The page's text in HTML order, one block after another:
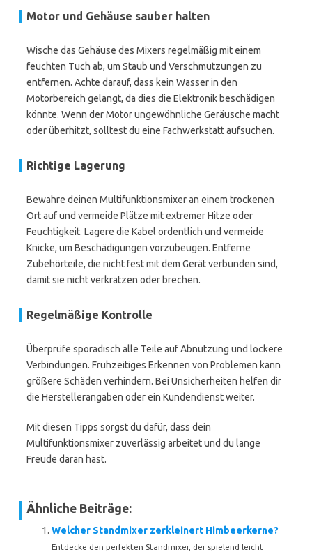
Motor und Gehäuse sauber halten
Wische das Gehäuse des Mixers regelmäßig mit einem
feuchten Tuch ab, um Staub und Verschmutzungen zu
entfernen. Achte darauf, dass kein Wasser in den
Motorbereich gelangt, da dies die Elektronik beschädigen
könnte. Wenn der Motor ungewöhnliche Geräusche macht
oder überhitzt, solltest du eine Fachwerkstatt aufsuchen.
Richtige Lagerung
Bewahre deinen Multifunktionsmixer an einem trockenen
Ort auf und vermeide Plätze mit extremer Hitze oder
Feuchtigkeit. Lagere die Kabel ordentlich und vermeide
Knicke, um Beschädigungen vorzubeugen. Entferne
Zubehörteile, die nicht fest mit dem Gerät verbunden sind,
damit sie nicht verkratzen oder brechen.
Regelmäßige Kontrolle
Überprüfe sporadisch alle Teile auf Abnutzung und lockere
Verbindungen. Frühzeitiges Erkennen von Problemen kann
größere Schäden verhindern. Bei Unsicherheiten helfen dir
die Herstellerangaben oder ein Kundendienst weiter.
Mit diesen Tipps sorgst du dafür, dass dein
Multifunktionsmixer zuverlässig arbeitet und du lange
Freude daran hast.
Ähnliche Beiträge:
Welcher Standmixer zerkleinert Himbeerkerne?
Entdecke den perfekten Standmixer, der spielend leicht